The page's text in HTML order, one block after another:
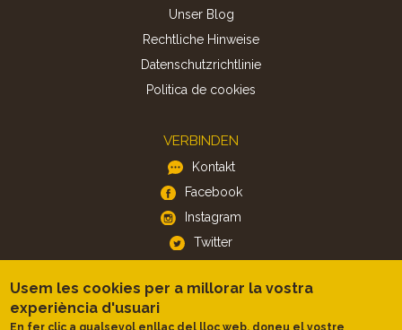
Unser Blog
Rechtliche Hinweise
Datenschutzrichtlinie
Politica de cookies
VERBINDEN
Kontakt
Facebook
Instagram
Twitter
APP
iOS
Usem les cookies per a millorar la vostra
experiència d'usuari
En fer clic a qualsevol enllaç del lloc web, doneu el vostre